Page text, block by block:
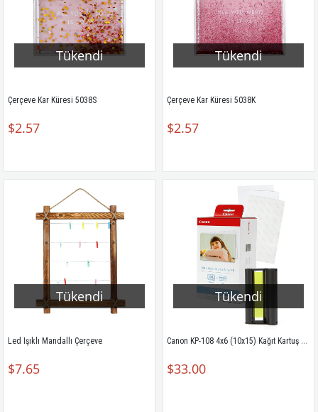
Tükendi
Çerçeve Kar Küresi 5038S
$2.57
Tükendi
Çerçeve Kar Küresi 5038K
$2.57
Tükendi
Led Işıklı Mandallı Çerçeve
$7.65
Tükendi
Canon KP-108 4x6 (10x15) Kağıt Kartuş Set KP-108
$33.00